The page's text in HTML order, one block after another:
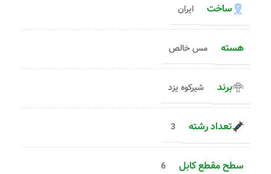
ساخت ایران
هسته مس خالص
برند شیرکوه یزد
تعداد رشته 3
سطح مقطع کابل 6